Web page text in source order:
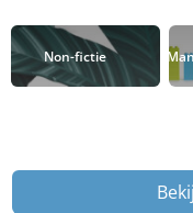
Non-fictie